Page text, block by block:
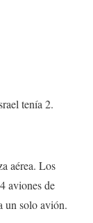
tenía 2.
aérea. Los
aviones de
un solo avión.